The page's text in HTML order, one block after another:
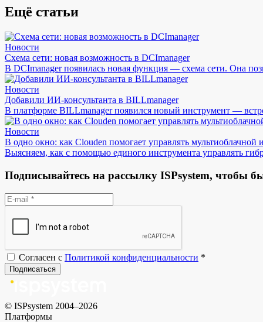
Ещё статьи
Новости
Схема сети: новая возможность в DCImanager
В DCImanager появилась новая функция — схема сети. Она
Новости
Добавили ИИ-консультанта в BILLmanager
В платформе BILLmanager появился новый инструмент —
Новости
В одно окно: как Clouden помогает управлять мультиоблачной
Выясняем, как с помощью единого инструмента управлять
Подписывайтесь на рассылку ISPsystem, чтобы
Согласен с Политикой конфиденциальности *
Подписаться
© ISPsystem 2004–2026
Платформы